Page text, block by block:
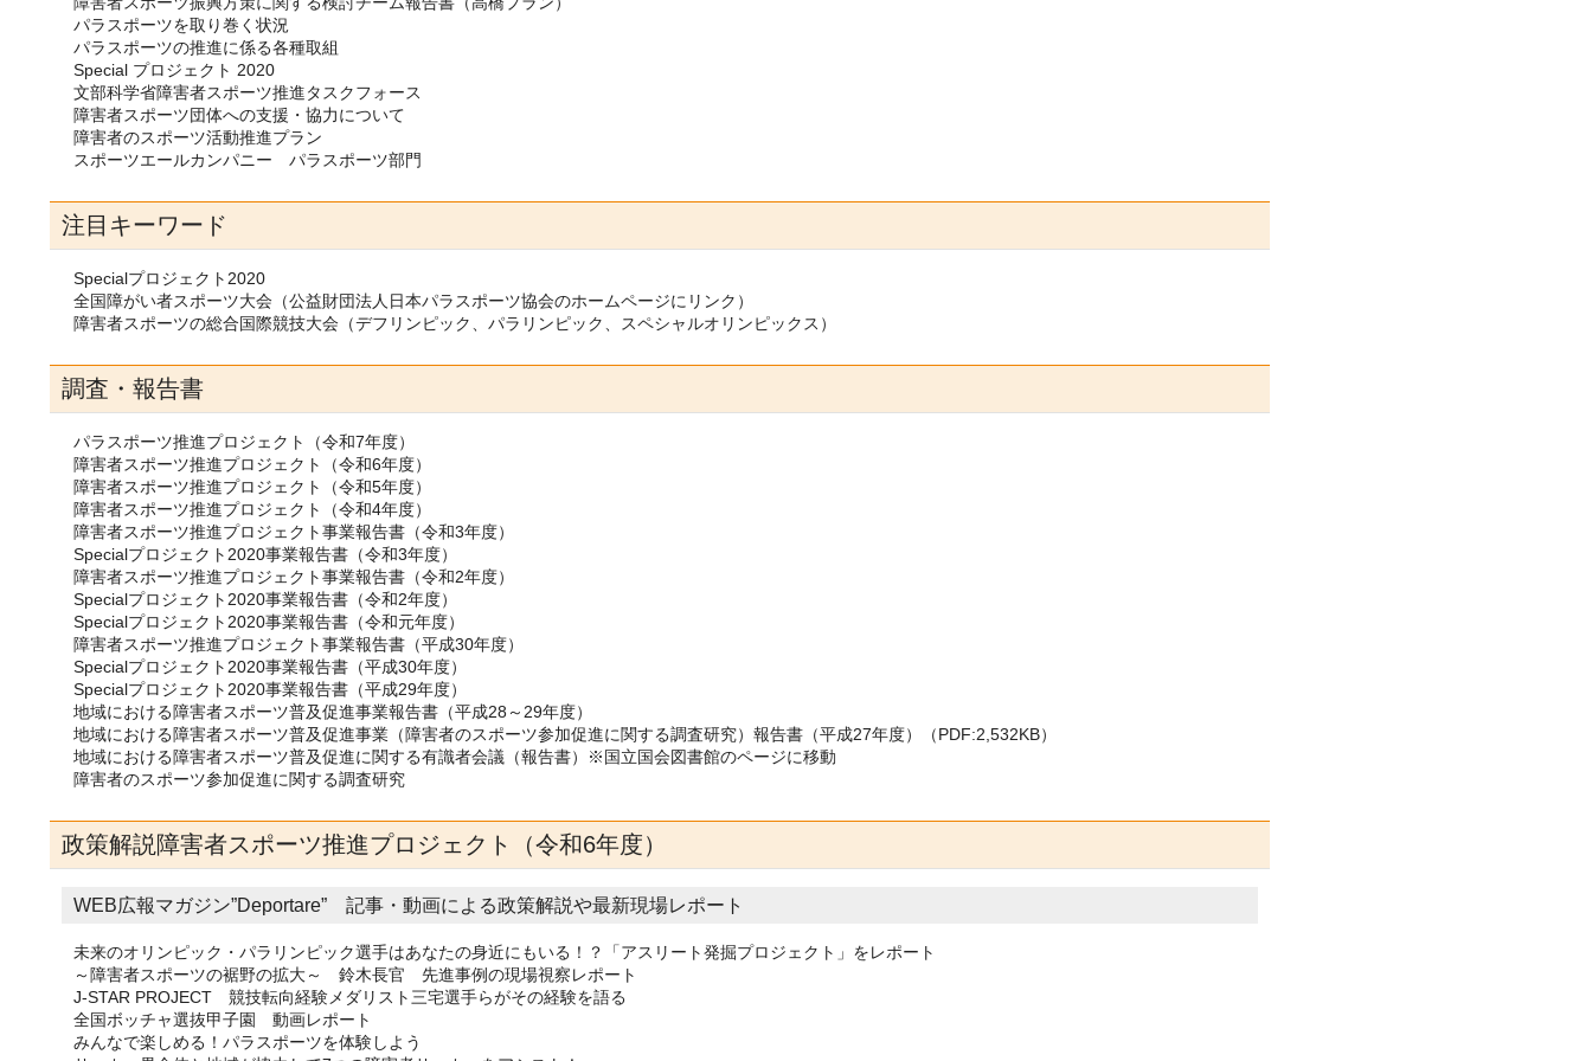
パラスポーツを取り巻く状況
パラスポーツの推進に係る各種取組
Special プロジェクト 2020
文部科学省障害者スポーツ推進タスクフォース
障害者スポーツ団体への支援・協力について
障害者のスポーツ活動推進プラン
スポーツエールカンパニー パラスポーツ部門
注目キーワード
Specialプロジェクト2020
全国障がい者スポーツ大会（公益財団法人日本パラスポーツ協会のホームページにリンク）
障害者スポーツの総合国際競技大会（デフリンピック、パラリンピック、スペシャルオリンピックス）
調査・報告書
​パラスポーツ推進プロジェクト（令和7年度）
障害者スポーツ推進プロジェクト（令和6年度）
障害者スポーツ推進プロジェクト（令和5年度）
障害者スポーツ推進プロジェクト（令和4年度）
障害者スポーツ推進プロジェクト事業報告書（令和3年度）
Specialプロジェクト2020事業報告書（令和3年度）
障害者スポーツ推進プロジェクト事業報告書（令和2年度）
Specialプロジェクト2020事業報告書（令和2年度）
Specialプロジェクト2020事業報告書（令和元年度）
障害者スポーツ推進プロジェクト事業報告書（平成30年度）
Specialプロジェクト2020事業報告書（平成30年度）
Specialプロジェクト2020事業報告書（平成29年度）
地域における障害者スポーツ普及促進事業報告書（平成28～29年度）
地域における障害者スポーツ普及促進事業（障害者のスポーツ参加促進に関する調査研究）報告書（平成27年度）（PDF:2,532KB）
地域における障害者スポーツ普及促進に関する有識者会議（報告書）※国立国会図書館のページに移動
障害者のスポーツ参加促進に関する調査研究
政策解説 障害者スポーツ推進プロジェクト（令和6年度）
WEB広報マガジン”Deportare” 記事・動画による政策解説や最新現場レポート
未来のオリンピック・パラリンピック選手はあなたの身近にもいる！？「アスリート発掘プロジェクト」をレポート
～障害者スポーツの裾野の拡大～ 鈴木長官 先進事例の現場視察レポート
J-STAR PROJECT 競技転向経験メダリスト三宅選手らがその経験を語る
全国ボッチャ選抜甲子園 動画レポート
みんなで楽しめる！パラスポーツを体験しよう